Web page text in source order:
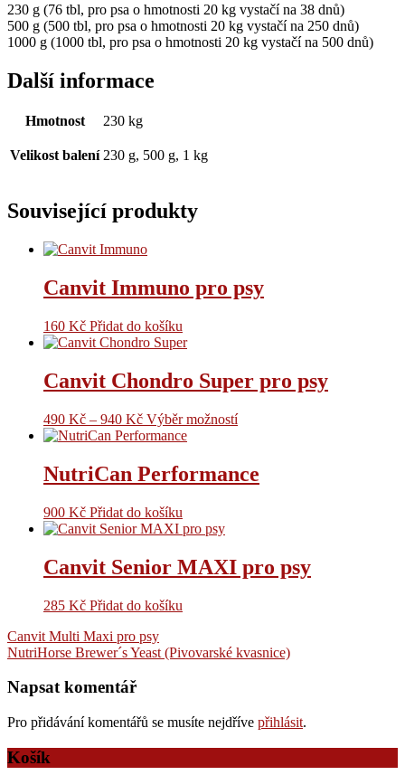
230 g (76 tbl, pro psa o hmotnosti 20 kg vystačí na 38 dnů)
500 g (500 tbl, pro psa o hmotnosti 20 kg vystačí na 250 dnů)
1000 g (1000 tbl, pro psa o hmotnosti 20 kg vystačí na 500 dnů)
Další informace
Hmotnost 230 kg
Velikost balení 230 g, 500 g, 1 kg
Související produkty
Canvit Immuno pro psy
160 Kč Přidat do košíku
Canvit Chondro Super pro psy
490 Kč – 940 Kč Výběr možností
NutriCan Performance
900 Kč Přidat do košíku
Canvit Senior MAXI pro psy
285 Kč Přidat do košíku
Navigace
pro
příspěvek
Canvit Multi Maxi pro psy
NutriHorse Brewer´s Yeast (Pivovarské kvasnice)
Napsat komentář
Pro přidávání komentářů se musíte nejdříve přihlásit.
Košík